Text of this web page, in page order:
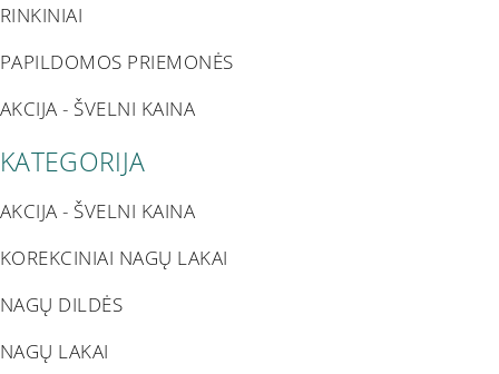
RINKINIAI
PAPILDOMOS PRIEMONĖS
AKCIJA - ŠVELNI KAINA
KATEGORIJA
AKCIJA - ŠVELNI KAINA
KOREKCINIAI NAGŲ LAKAI
NAGŲ DILDĖS
NAGŲ LAKAI